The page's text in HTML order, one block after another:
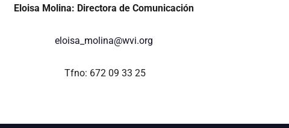
Eloisa Molina: Directora de Comunicación
eloisa_molina@wvi.org
Tfno: 672 09 33 25